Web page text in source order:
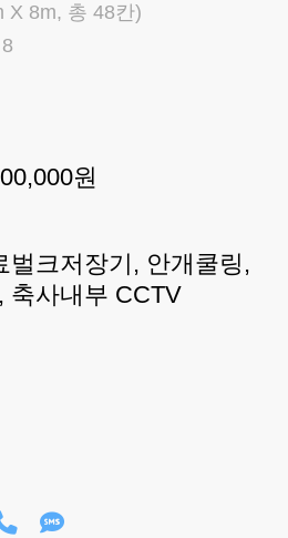
X 8m, 총 48칸)
원
벌크저장기, 안개쿨링,
축사내부 CCTV